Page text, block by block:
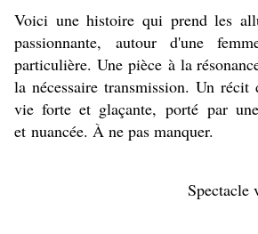
Voici une histoire qui prend les
passionnante, autour d'une
particulière. Une pièce à la
la nécessaire transmission. Un récit
vie forte et glaçante, porté par
et nuancée. À ne pas manquer.
Spectacle